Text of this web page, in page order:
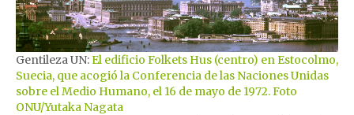
Gentileza UN:El edificio Folkets Hus (centro) en Estocolmo,
Suecia, que acogió la Conferencia de las Naciones Unidas
sobre el Medio Humano, el 16 de mayo de 1972. Foto
ONU/Yutaka Nagata